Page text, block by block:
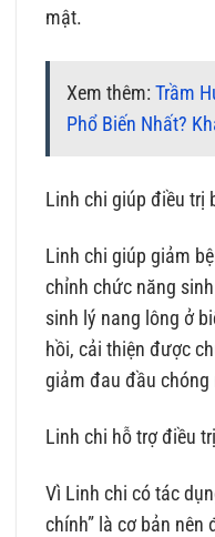
mật.
Xem thêm:Trầm
Phổ Biến Nhất?
Linh chi giúp điều trị
Linh chi giúp giảm
chỉnh chức năng
sinh lý nang lông ở
hồi, cải thiện được
giảm đau đầu chóng
Linh chi hỗ trợ điều
Vì Linh chi có tác
chính” là cơ bản nên